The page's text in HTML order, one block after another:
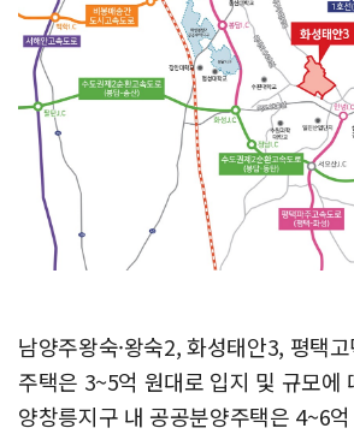
남양주왕숙·왕숙2, 화성태안3, 평택
주택은 3~5억 원대로 입지 및 규모에
양창릉지구 내 공공분양주택은 4~6